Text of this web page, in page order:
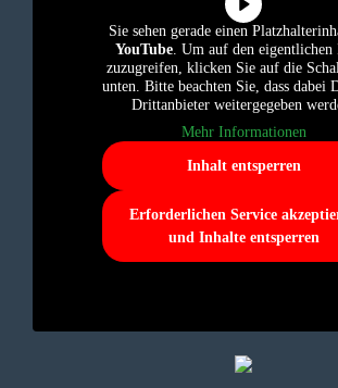
Sie sehen gerade einen
YouTube. Um auf den eigentlichen
zuzugreifen, klicken Sie auf die
unten. Bitte beachten Sie, dass dabei
Drittanbieter weitergegeben
Mehr Informationen
Inhalt entsperren
Erforderlichen Service
und Inhalte entsperren